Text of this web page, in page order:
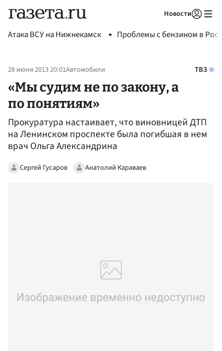
Новости
Атака ВСУ на Нижнекамск Проблемы с бензином в
28 июня 2013 20:01Автомобили ТВЗ
«Мы судим не по закону, а
по понятиям»
Прокуратура настаивает, что виновницей ДТП
на Ленинском проспекте была погибшая в нем
врач Ольга Александрина
Сергей Гусаров Анатолий Караваев